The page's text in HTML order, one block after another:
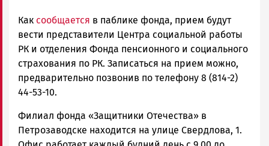
Как сообщается в паблике фонда, прием будут
вести представители Центра социальной работы
РК и отделения Фонда пенсионного и социального
страхования по РК. Записаться на прием можно,
предварительно позвонив по телефону 8 (814-2)
44-53-10.
Филиал фонда «Защитники Отечества» в
Петрозаводске находится на улице Свердлова, 1.